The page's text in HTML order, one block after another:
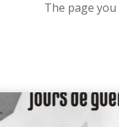
The page